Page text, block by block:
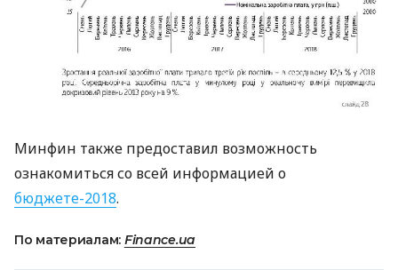
Минфин также предоставил возможность
ознакомиться со всей информацией о
бюджете-2018.
По материалам: Finance.ua